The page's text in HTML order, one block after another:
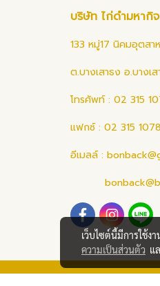
บริษัท ไก่ดำมหากิ
133 หมู่17 นิคมอุตสา
ต.บางเสาธง อ.บางเ
โทรศัพท์ : 02 315
แฟกซ์ : 02 315 1078
อีเมลล์ :
เว็บไซต์นี้มีการใช้ง
ความเป็นส่วนตัว แ